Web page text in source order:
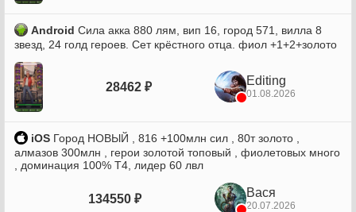
Android Сила акка 880 лям, вип 16, город 571, вилла 8
звезд, 24 голд героев. Сет крёстного отца. фиол +1+2+золото
28462 ₽ Editing
01.08.2026
iOS Город НОВЫЙ , 816 +100млн сил , 80т золото ,
алмазов 300млн , герои золотой топовый , фиолетовых много
, доминация 100% Т4, лидер 60 лвл
134550 ₽ Вася
20.07.2026